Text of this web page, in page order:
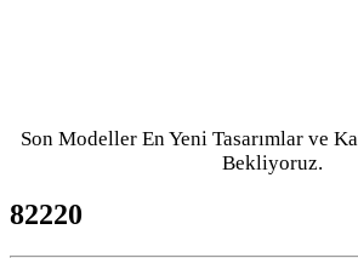
Son Modeller En Yeni Tasarımlar ve
Bekliyoruz.
82220